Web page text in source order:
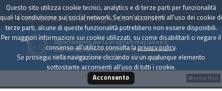
Presidenza del Consiglio dei Ministri
Dipartimento per la programmazione e il
coordinamento della politica economica
Archivio delle Delibere CIPE dal 1967 a oggi
Mostra filtri
Questo sito utilizza cookie tecnici, analytics e di terze parti per funzionalità
quali la condivisione sui social network. Se non acconsenti all'uso dei cookie di
terze parti, alcune di queste funzionalità potrebbero non essere disponibili.
Per maggiori informazioni sui cookie utilizzati, su come disabilitarli o negare il
consenso all'utilizzo consulta laprivacy policy.
Se prosegui nella navigazione cliccando su un qualunque elemento
sottostante acconsenti all'uso di tutti i cookie.
Acconsento